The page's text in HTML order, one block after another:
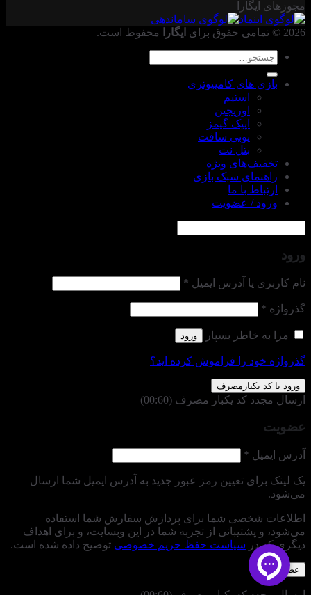
مجوزهای ایگارا
2026 © تمامی حقوق برای ایگارا
محفوظ است.
جستجو
بازی های کامپیوتری
استیم
اوریجین
اپیک گیمز
یوبی سافت
بتل نت
تخفیف‌های ویژه
راهنمای سبک بازی
ارتباط با ما
ورود / عضویت
ورود
نام کاربری یا آدرس ایمیل *
گذرواژه *
مرا به خاطر بسپار ورود
گذرواژه خود را فراموش کرده اید؟
ورود با کد یکبارمصرف
ارسال مجدد کد یکبار مصرف (00:
60
)
عضویت
آدرس ایمیل *
یک لینک برای تعیین رمز عبور جدید به آدرس ایمیل شما ارسال
می‌شود.
اطلاعات شخصی شما برای پردازش سفارش شما استفاده
می‌شود، و پشتیبانی از تجربه شما در این وبسایت، و برای اهداف
دیگری که در سیاست حفظ حریم خصوصی توضیح داده شده است.
عضویت